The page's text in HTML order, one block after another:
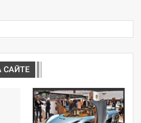
САЙТЕ